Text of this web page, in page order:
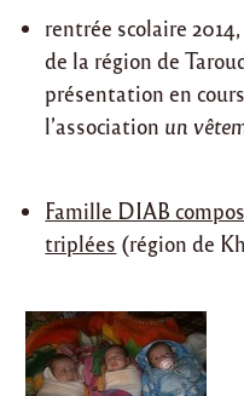
rentrée scolaire
de la région de
présentation en
l’association un
Famille DIAB
triplées (région de